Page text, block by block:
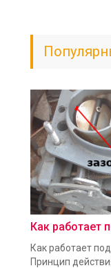
Как работает
Как работает
Принцип